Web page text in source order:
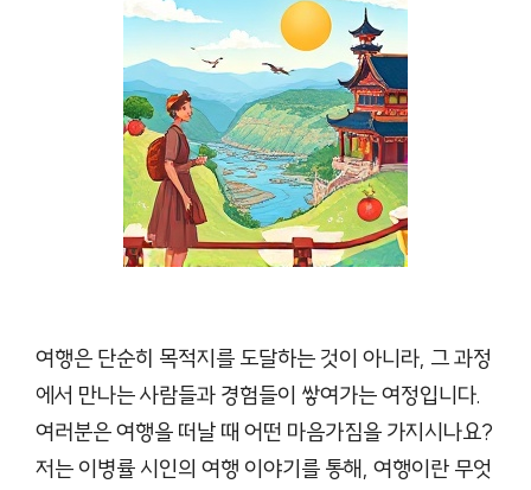
여행은 단순히 목적지를 도달하는 것이 아니라, 그 과정
에서 만나는 사람들과 경험들이 쌓여가는 여정입니다.
여러분은 여행을 떠날 때 어떤 마음가짐을 가지시나요?
저는 이병률 시인의 여행 이야기를 통해, 여행이란 무엇